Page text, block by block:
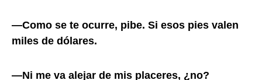
—Como se te ocurre, pibe. Si esos pies valen
miles de dólares.
—Ni me va alejar de mis placeres, ¿no?